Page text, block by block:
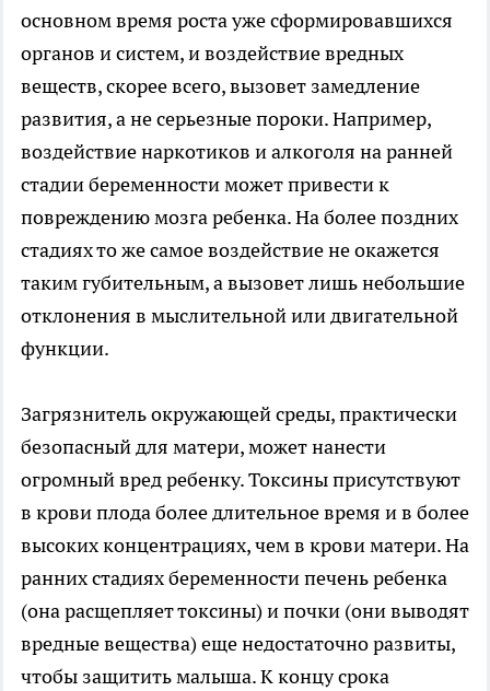
основном время роста уже сформировавшихся
органов и систем, и воздействие вредных
веществ, скорее всего, вызовет замедление
развития, а не серьезные пороки. Например,
воздействие наркотиков и алкоголя на ранней
стадии беременности может привести к
повреждению мозга ребенка. На более поздних
стадиях то же самое воздействие не окажется
таким губительным, а вызовет лишь небольшие
отклонения в мыслительной или двигательной
функции.
Загрязнитель окружающей среды, практически
безопасный для матери, может нанести
огромный вред ребенку. Токсины присутствуют
в крови плода более длительное время и в более
высоких концентрациях, чем в крови матери. На
ранних стадиях беременности печень ребенка
(она расщепляет токсины) и почки (они выводят
вредные вещества) еще недостаточно развиты,
чтобы защитить малыша. К концу срока